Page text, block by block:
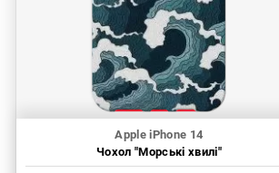
Apple iPhone 14
Чохол "Морські хвилі"